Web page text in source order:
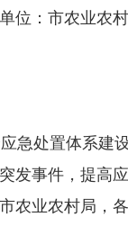
位：市农业农
处置体系建
发事件，提高
农业农村局，